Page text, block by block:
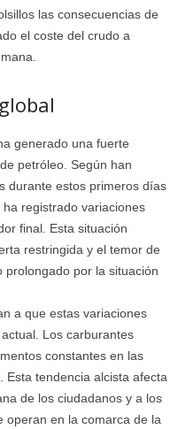
las consecuencias de
el coste del crudo a
generado una fuerte
petróleo. Según han
durante estos primeros días
registrado variaciones
final. Esta situación
restringida y el temor de
prolongado por la situación
a que estas variaciones
Los carburantes
constantes en las
Esta tendencia alcista afecta
de los ciudadanos y a los
operan en la comarca de la